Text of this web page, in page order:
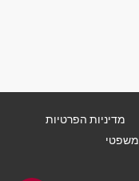
מדיניות הפרטיות
משפטי